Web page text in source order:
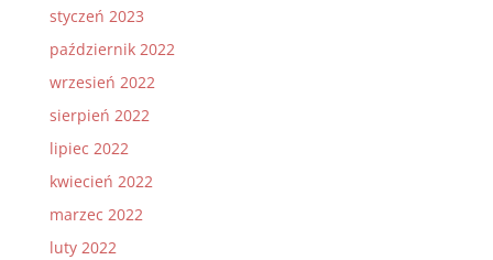
styczeń 2023
październik 2022
wrzesień 2022
sierpień 2022
lipiec 2022
kwiecień 2022
marzec 2022
luty 2022